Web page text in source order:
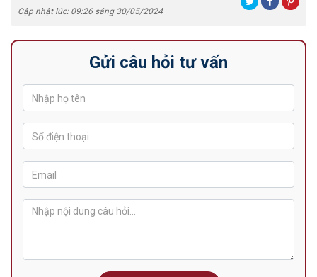
Cập nhật lúc: 09:26 sáng 30/05/2024
Gửi câu hỏi tư vấn